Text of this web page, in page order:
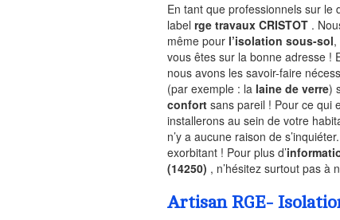
En tant que professionnels sur le
labelrge travaux CRISTOT .
même pour l’isolation sous-sol
vous êtes sur la bonne adresse !
nous avons les savoir-faire
(par exemple : la laine de verre)
confort sans pareil ! Pour ce qui
installerons au sein de votre
n’y a aucune raison de
exorbitant ! Pour plus d’
(14250) , n’hésitez surtout pas à
Artisan RGE-